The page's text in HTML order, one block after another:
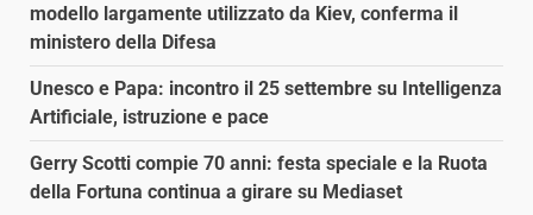
modello largamente utilizzato da Kiev, conferma il
ministero della Difesa
Unesco e Papa: incontro il 25 settembre su Intelligenza
Artificiale, istruzione e pace
Gerry Scotti compie 70 anni: festa speciale e la Ruota
della Fortuna continua a girare su Mediaset